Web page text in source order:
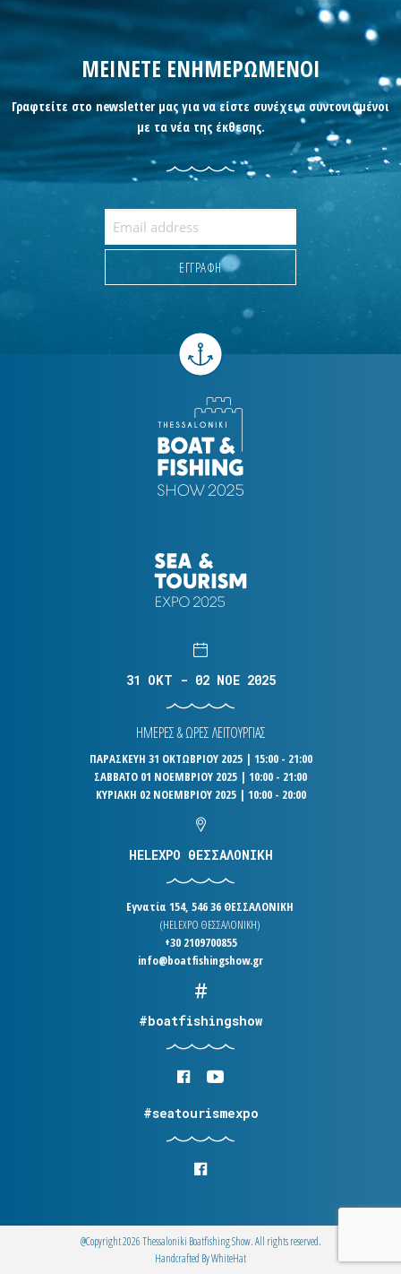
ΜΕΙΝΕΤΕ ΕΝΗΜΕΡΩΜΕΝΟΙ
Γραφτείτε στο newsletter μας για να είστε συνέχεια συντονισμένοι
με τα νέα της έκθεσης.
31 OKT - 02 NOE 2025
ΗΜΕΡΕΣ & ΩΡΕΣ ΛΕΙΤΟΥΡΓΙΑΣ
ΠΑΡΑΣΚΕΥΗ 31 ΟΚΤΩΒΡΙΟΥ 2025 | 15:00 - 21:00
ΣΑΒΒΑΤΟ 01 ΝΟΕΜΒΡΙΟΥ 2025 | 10:00 - 21:00
ΚΥΡΙΑΚΗ 02 ΝΟΕΜΒΡΙΟΥ 2025 | 10:00 - 20:00
HELEXPO ΘΕΣΣΑΛΟΝΙΚΗ
Εγνατία 154, 546 36 ΘΕΣΣΑΛΟΝΙΚΗ
(HELEXPO ΘΕΣΣΑΛΟΝΙΚΗ)
+30 2109700855
info@boatfishingshow.gr
#boatfishingshow
#seatourismexpo
@Copyright 2026 Thessaloniki Boatfishing Show. All rights reserved.
Handcrafted ByWhiteΗat